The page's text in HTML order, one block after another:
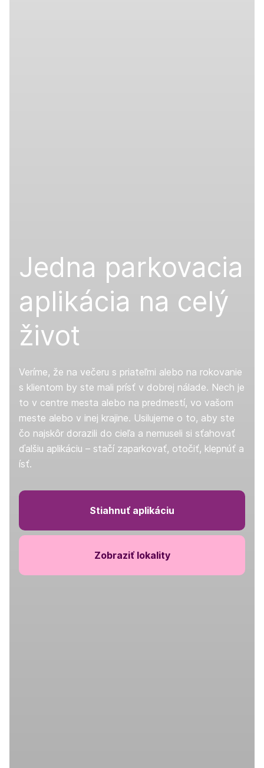
Jedna parkovacia
aplikácia na celý
život
Veríme, že na večeru s priateľmi alebo na rokovanie
s klientom by ste mali prísť v dobrej nálade. Nech je
to v centre mesta alebo na predmestí, vo vašom
meste alebo v inej krajine. Usilujeme o to, aby ste
čo najskôr dorazili do cieľa a nemuseli si sťahovať
ďalšiu aplikáciu – stačí zaparkovať, otočiť, klepnúť a
ísť.
Stiahnuť aplikáciu
Zobraziť lokality